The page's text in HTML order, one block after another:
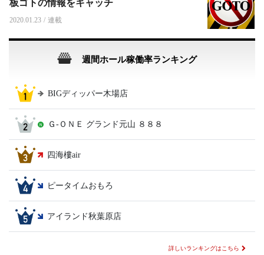
板ゴトの情報をキャッチ
2020.01.23 / 連載
週間ホール稼働率ランキング
BIGディッパー木場店
Ｇ‐ＯＮＥ グランド元山 ８８８
四海樓air
ピータイムおもろ
アイランド秋葉原店
詳しいランキングはこちら